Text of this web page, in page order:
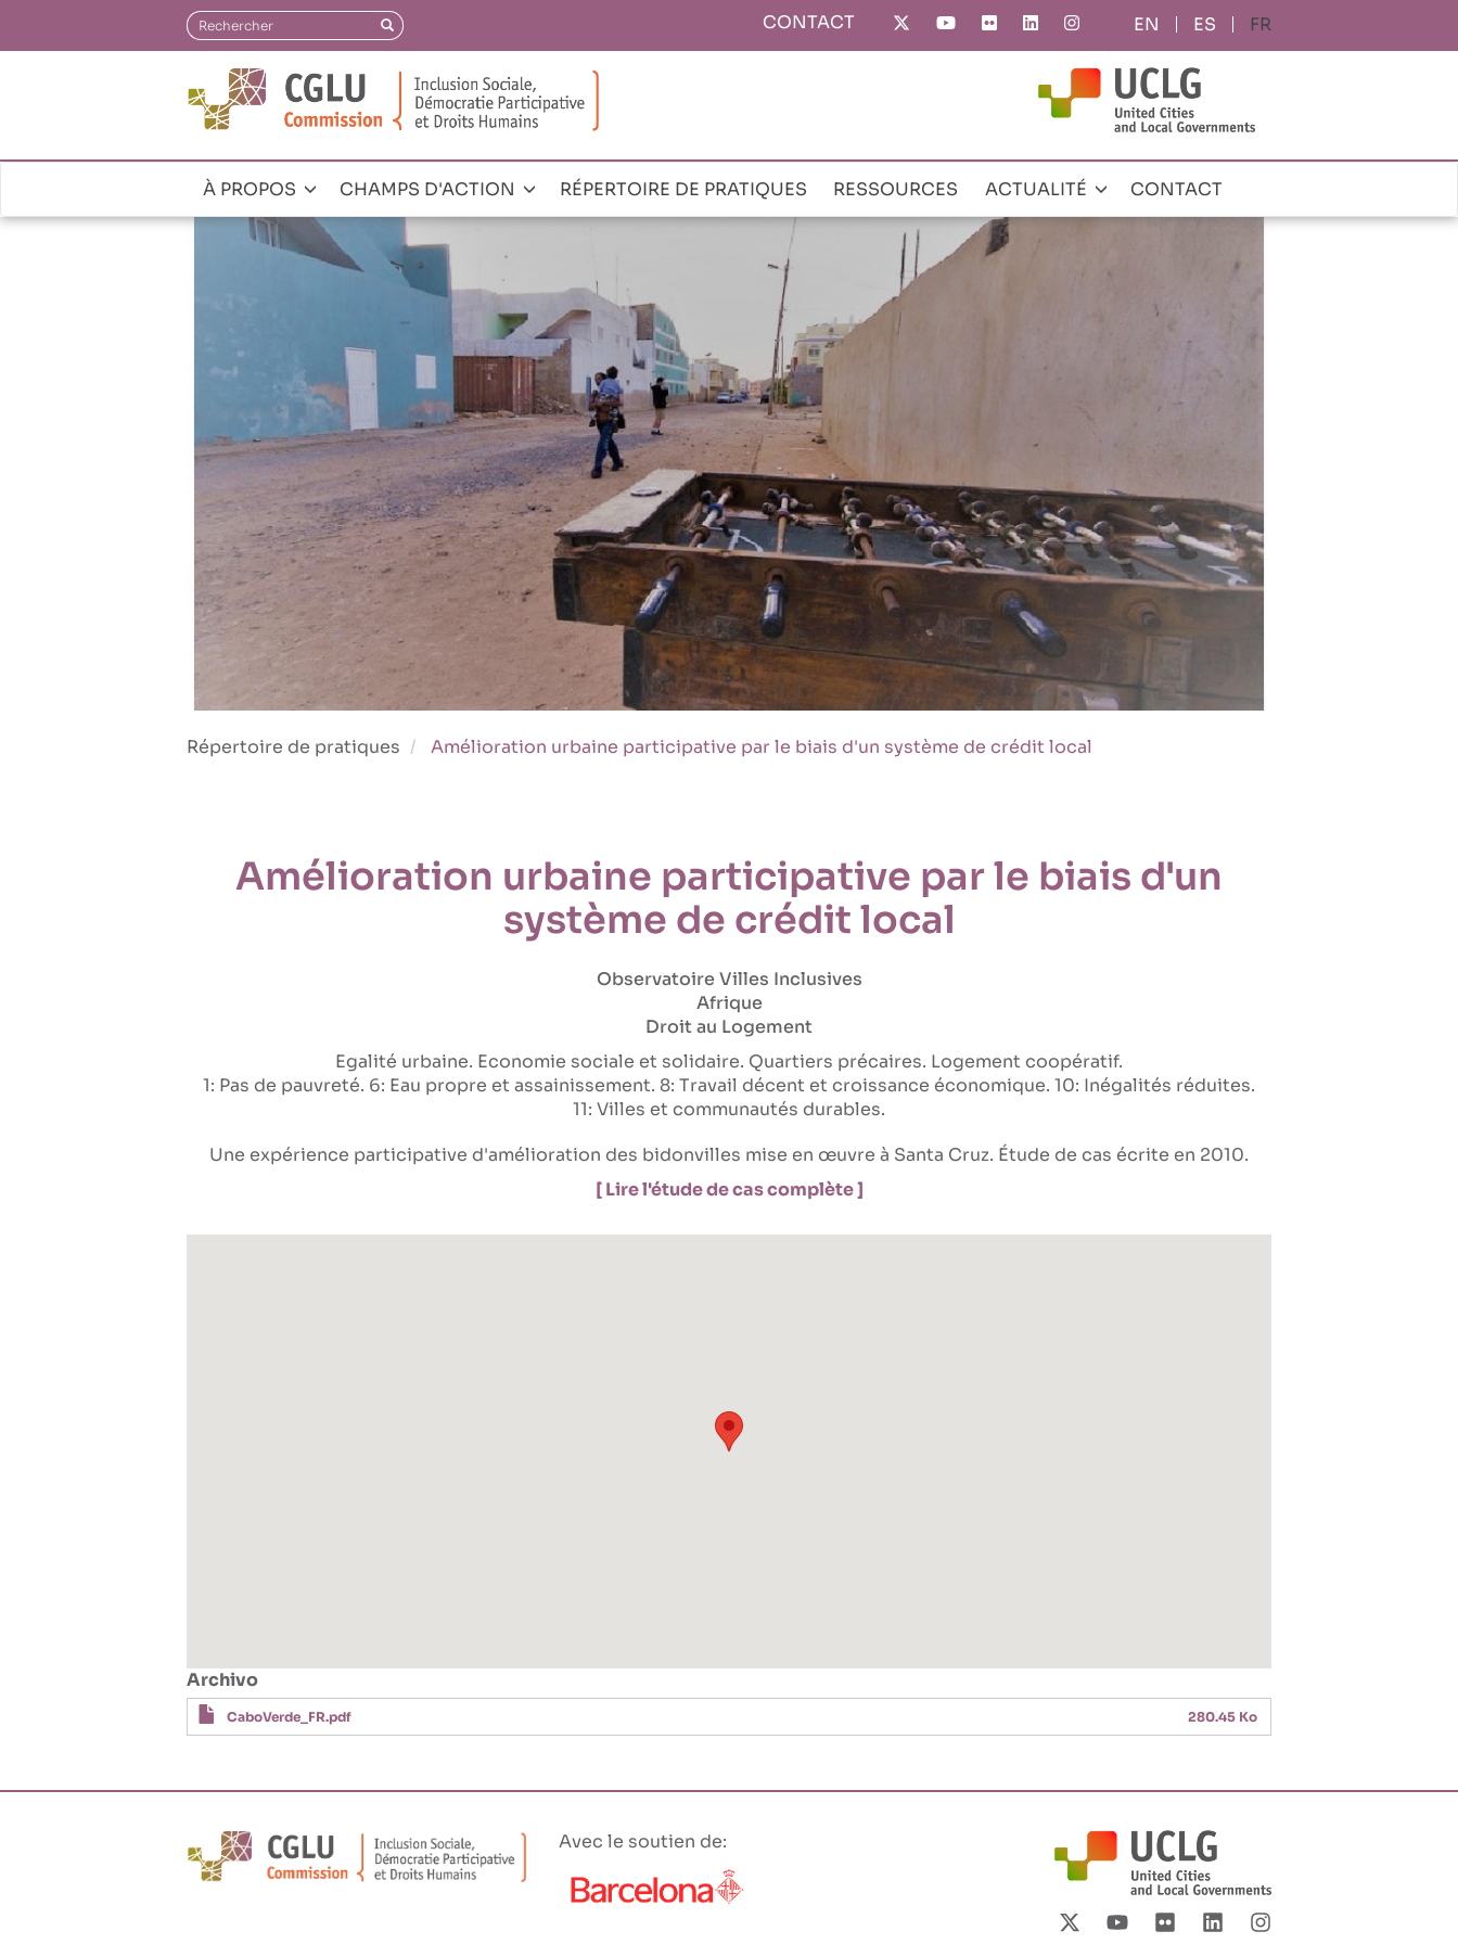
ES FR
Top
CONTACT
Rechercher Rechercher
Navegación
principal
À PROPOS CHAMPS D'ACTION RÉPERTOIRE DE PRATIQUES RESSOURCES ACTUALITÉ CONTACT
Répertoire de pratiques Amélioration urbaine participative par le biais d'un système de crédit local
Amélioration urbaine participative par le biais d'un
système de crédit local
Observatoire Villes Inclusives
Afrique
Droit au Logement
Egalité urbaine Economie sociale et solidaire Quartiers précaires Logement coopératif
1: Pas de pauvreté 6: Eau propre et assainissement 8: Travail décent et croissance économique 10: Inégalités réduites
11: Villes et communautés durables
Une expérience participative d'amélioration des bidonvilles mise en œuvre à Santa Cruz. Étude de cas écrite en 2010.
[ Lire l'étude de cas complète ]
Archivo
CaboVerde_FR.pdf 280.45 Ko
Avec le soutien de: